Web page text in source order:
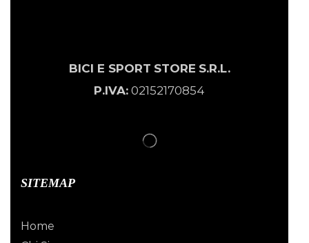
BICI E SPORT STORE S.R.L.
P.IVA: 02152170854
SITEMAP
Home